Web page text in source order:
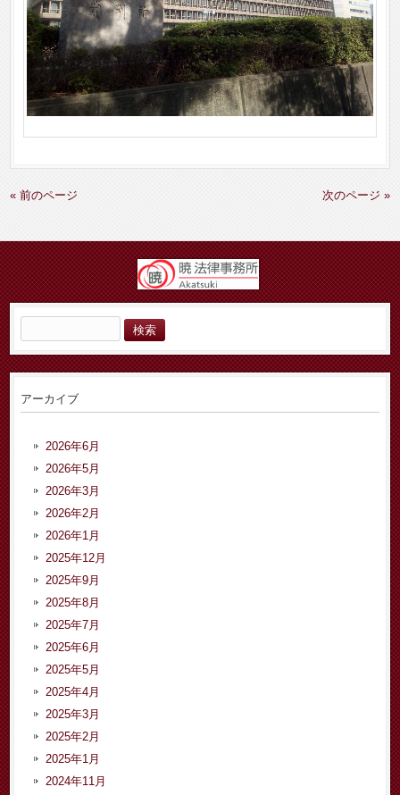
« 前のページ 次のページ »
索:
アーカイブ
2026年6月
2026年5月
2026年3月
2026年2月
2026年1月
2025年12月
2025年9月
2025年8月
2025年7月
2025年6月
2025年5月
2025年4月
2025年3月
2025年2月
2025年1月
2024年11月